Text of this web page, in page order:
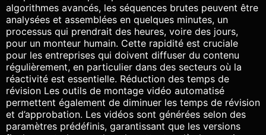
algorithmes avancés, les séquences brutes peuvent être
analysées et assemblées en quelques minutes, un
processus qui prendrait des heures, voire des jours,
pour un monteur humain. Cette rapidité est cruciale
pour les entreprises qui doivent diffuser du contenu
régulièrement, en particulier dans des secteurs où la
réactivité est essentielle. Réduction des temps de
révision Les outils de montage vidéo automatisé
permettent également de diminuer les temps de révision
et d’approbation. Les vidéos sont générées selon des
paramètres prédéfinis, garantissant que les versions